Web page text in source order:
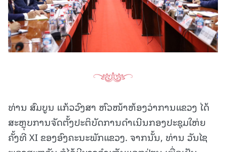
ທ່ານ ສົມບູນ ແກ້ວວົງສາ ຫົວໜ້າຫ້ອງວ່າການແຂວງ ໄດ້
ສະຫຼຸບການຈັດຕັ້ງປະຕິບັດການດຳເນີນກອງປະຊຸມໃຫ່ຍ
ຄັ້ງທີ XI ຂອງອົງຄະນະພັກແຂວງ. ຈາກນັ້ນ, ທ່ານ ວັນໄຊ